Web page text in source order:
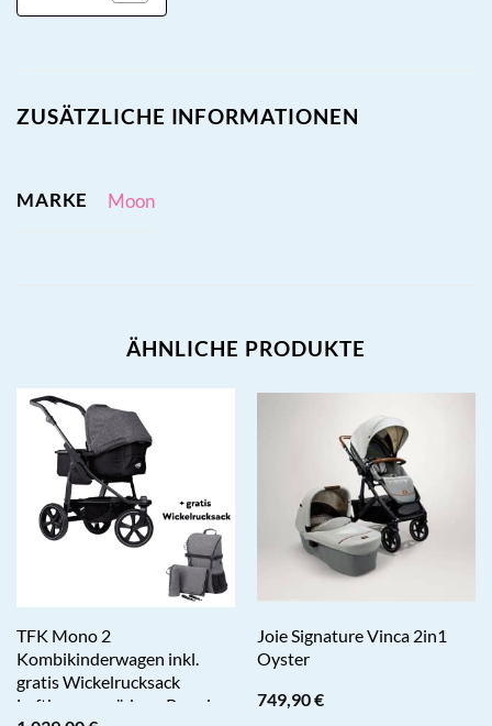
ZUSÄTZLICHE INFORMATIONEN
MARKE Moon
ÄHNLICHE PRODUKTE
TFK Mono 2
Kombikinderwagen inkl.
gratis Wickelrucksack
Luftkammerräder – Premium
Joie Signature Vinca 2in1
Oyster
749,90€